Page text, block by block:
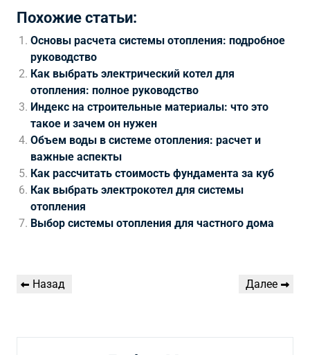
Похожие статьи:
Основы расчета системы отопления: подробное
руководство
Как выбрать электрический котел для
отопления: полное руководство
Индекс на строительные материалы: что это
такое и зачем он нужен
Объем воды в системе отопления: расчет и
важные аспекты
Как рассчитать стоимость фундамента за куб
Как выбрать электрокотел для системы
отопления
Выбор системы отопления для частного дома
Навигация
Предыдущая
Назад
Следующая
Далее